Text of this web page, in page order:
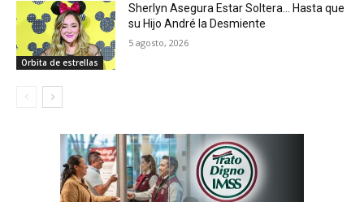
Orbita de estrellas
Sherlyn Asegura Estar Soltera… Hasta que
su Hijo André la Desmiente
5 agosto, 2026